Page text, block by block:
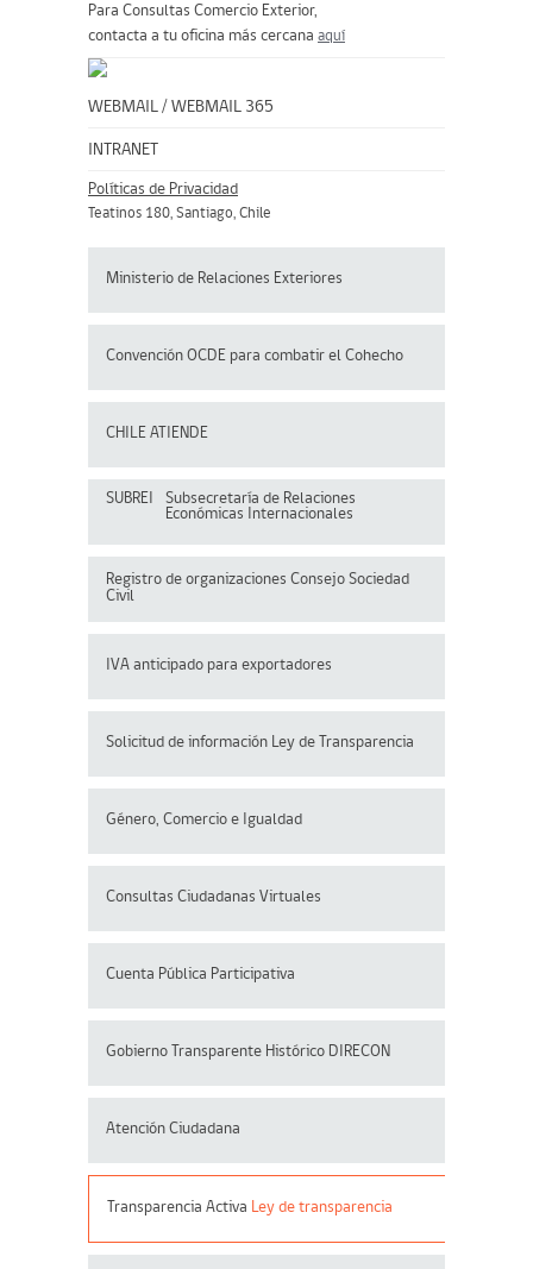
Para Consultas Comercio Exterior,
contacta a tu oficina más cercana aquí
WEBMAIL / WEBMAIL 365
INTRANET
Políticas de Privacidad
Teatinos 180, Santiago, Chile
Ministerio de Relaciones Exteriores
Convención OCDE para combatir el Cohecho
CHILE ATIENDE
SUBREI
Subsecretaría de Relaciones
Económicas Internacionales
Registro de organizaciones Consejo Sociedad
Civil
IVA anticipado para exportadores
Solicitud de información Ley de Transparencia
Género, Comercio e Igualdad
Consultas Ciudadanas Virtuales
Cuenta Pública Participativa
Gobierno Transparente Histórico DIRECON
Atención Ciudadana
Transparencia Activa Ley de transparencia